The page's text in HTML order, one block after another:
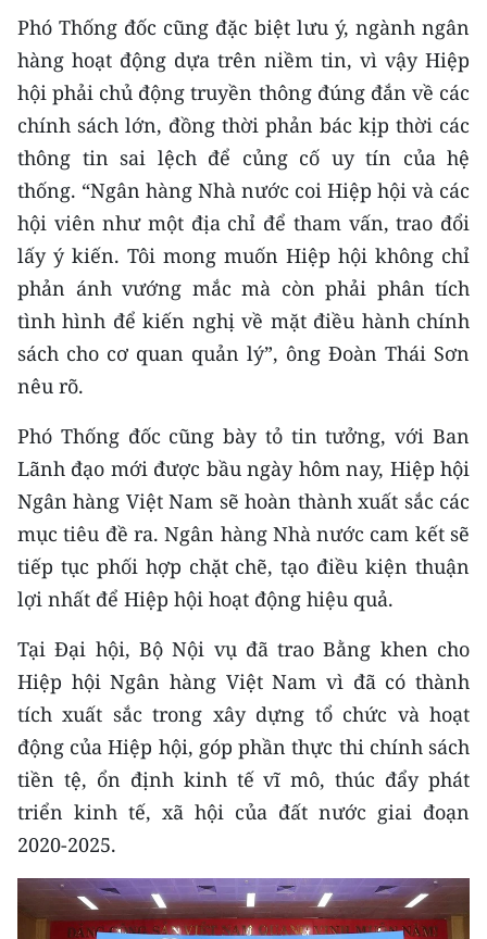
Phó Thống đốc cũng đặc biệt lưu ý, ngành ngân
hàng hoạt động dựa trên niềm tin, vì vậy Hiệp
hội phải chủ động truyền thông đúng đắn về các
chính sách lớn, đồng thời phản bác kịp thời các
thông tin sai lệch để củng cố uy tín của hệ
thống. “Ngân hàng Nhà nước coi Hiệp hội và các
hội viên như một địa chỉ để tham vấn, trao đổi
lấy ý kiến. Tôi mong muốn Hiệp hội không chỉ
phản ánh vướng mắc mà còn phải phân tích
tình hình để kiến nghị về mặt điều hành chính
sách cho cơ quan quản lý”, ông Đoàn Thái Sơn
nêu rõ.
Phó Thống đốc cũng bày tỏ tin tưởng, với Ban
Lãnh đạo mới được bầu ngày hôm nay, Hiệp hội
Ngân hàng Việt Nam sẽ hoàn thành xuất sắc các
mục tiêu đề ra. Ngân hàng Nhà nước cam kết sẽ
tiếp tục phối hợp chặt chẽ, tạo điều kiện thuận
lợi nhất để Hiệp hội hoạt động hiệu quả.
Tại Đại hội, Bộ Nội vụ đã trao Bằng khen cho
Hiệp hội Ngân hàng Việt Nam vì đã có thành
tích xuất sắc trong xây dựng tổ chức và hoạt
động của Hiệp hội, góp phần thực thi chính sách
tiền tệ, ổn định kinh tế vĩ mô, thúc đẩy phát
triển kinh tế, xã hội của đất nước giai đoạn
2020-2025.